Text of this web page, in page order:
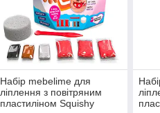
Набір mebelime для
ліплення з повітряним
пластиліном Squishy